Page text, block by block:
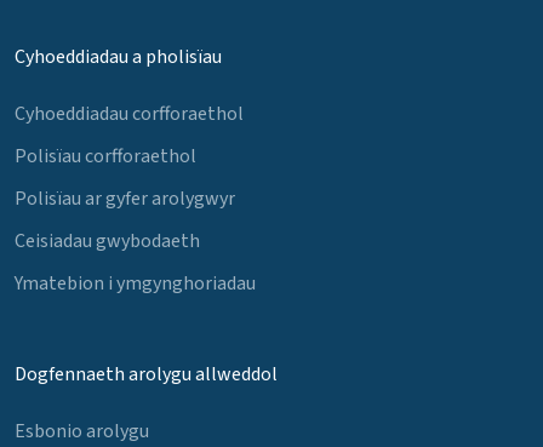
Cyhoeddiadau a pholisïau
Cyhoeddiadau corfforaethol
Polisïau corfforaethol
Polisïau ar gyfer arolygwyr
Ceisiadau gwybodaeth
Ymatebion i ymgynghoriadau
Dogfennaeth arolygu allweddol
Esbonio arolygu